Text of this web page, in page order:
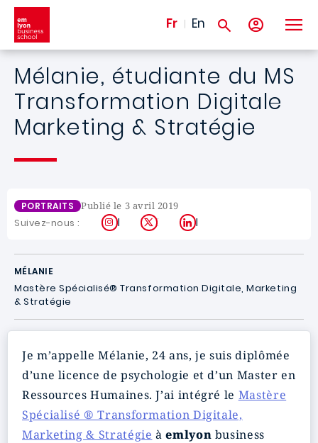
Aller au contenu principal
Fr En
Mélanie, étudiante du MS
Transformation Digitale
Marketing & Stratégie
PORTRAITS Publié le 3 avril 2019
Suivez-nous : Instagram
X LinkedIn
MÉLANIE
Mastère Spécialisé® Transformation Digitale, Marketing
& Stratégie
Je m’appelle Mélanie, 24 ans, je suis diplômée
d’une licence de psychologie et d’un Master en
Ressources Humaines. J’ai intégré le Mastère
Spécialisé ® Transformation Digitale,
Marketing & Stratégie àemlyon business